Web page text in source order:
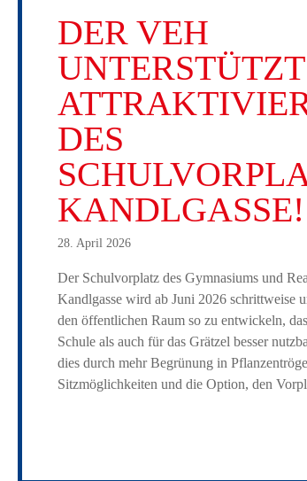
DER VEH
DES
KANDLGASSE!
28. April 2026
Der Schulvorplatz des Gymnasiums und
Kandlgasse wird ab Juni 2026 schrittweise
den öffentlichen Raum so zu entwickeln,
Schule als auch für das Grätzel besser
dies durch mehr Begrünung in
Sitzmöglichkeiten und die Option, den